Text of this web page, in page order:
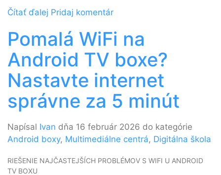
Čítať ďalej Pridaj komentár
Pomalá WiFi na
Android TV boxe?
Nastavte internet
správne za 5 minút
Napísal Ivan dňa 16 február 2026 do kategórie
Android boxy, Multimediálne centrá, Digitálna škola
RIEŠENIE NAJČASTEJŠÍCH PROBLÉMOV S WIFI U ANDROID
TV BOXU